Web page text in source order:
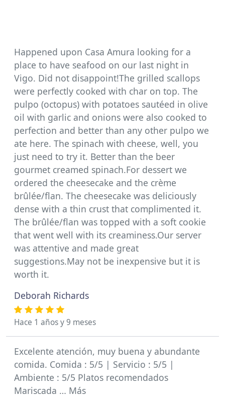
Happened upon Casa Amura looking for a
place to have seafood on our last night in
Vigo. Did not disappoint!The grilled scallops
were perfectly cooked with char on top. The
pulpo (octopus) with potatoes sautéed in olive
oil with garlic and onions were also cooked to
perfection and better than any other pulpo we
ate here. The spinach with cheese, well, you
just need to try it. Better than the beer
gourmet creamed spinach.For dessert we
ordered the cheesecake and the crème
brûlée/flan. The cheesecake was deliciously
dense with a thin crust that complimented it.
The brûlée/flan was topped with a soft cookie
that went well with its creaminess.Our server
was attentive and made great
suggestions.May not be inexpensive but it is
worth it.
Deborah Richards
Hace 1 años y 9 meses
Excelente atención, muy buena y abundante
comida. Comida : 5/5 | Servicio : 5/5 |
Ambiente : 5/5 Platos recomendados
Mariscada … Más